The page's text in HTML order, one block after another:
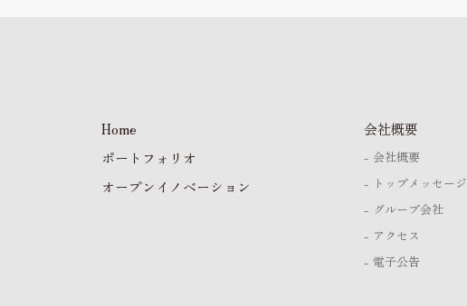
Home
ポートフォリオ
オープンイノベーション
会社概要
会社概要
トップメッセージ
グループ会社
アクセス
電子公告